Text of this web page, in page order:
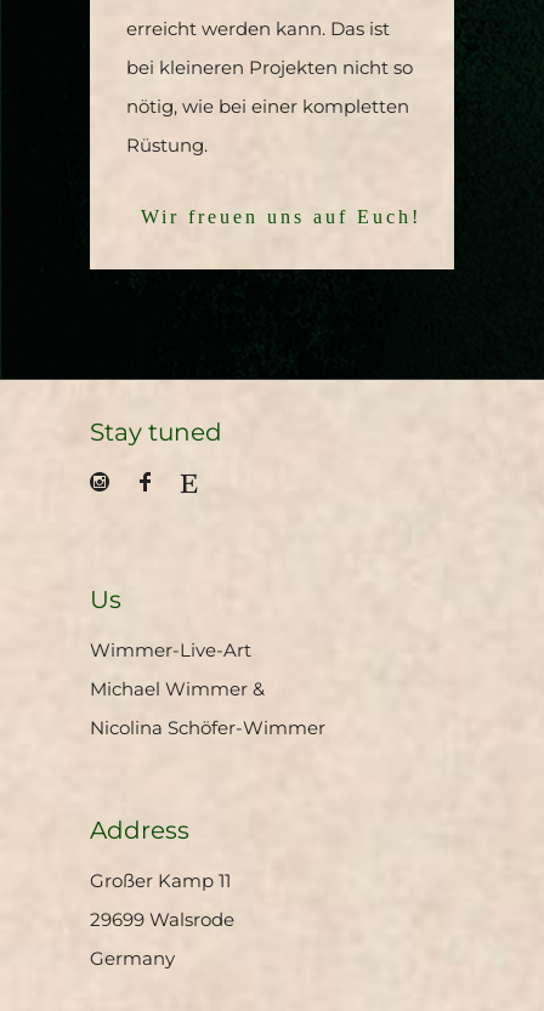
erreicht werden kann. Das ist
bei kleineren Projekten nicht so
nötig, wie bei einer kompletten
Rüstung.
Wir freuen uns auf Euch!
Stay tuned
Us
Wimmer-Live-Art
Michael Wimmer &
Nicolina Schöfer-Wimmer
Address
Großer Kamp 11
29699 Walsrode
Germany